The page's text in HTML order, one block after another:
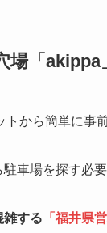
場「akippa
トから簡単に事
車場を探す必
雑する 「 福井県